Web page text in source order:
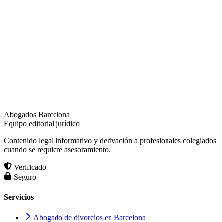
Abogados Barcelona
Equipo editorial jurídico
Contenido legal informativo y derivación a profesionales colegiados
cuando se requiere asesoramiento.
Verificado
Seguro
Servicios
Abogado de divorcios en Barcelona